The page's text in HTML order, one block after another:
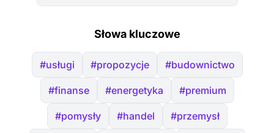
Słowa kluczowe
#usługi #propozycje #budownictwo
#finanse #energetyka #premium
#pomysły #handel #przemysł